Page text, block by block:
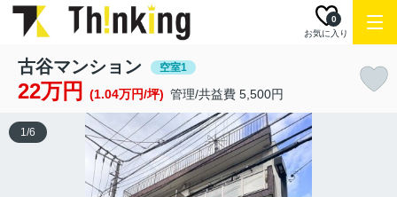
お気に入り
0
古谷マンション 空室1
22万円 (1.04万円/坪) 管理/共益費 5,500円
1/6